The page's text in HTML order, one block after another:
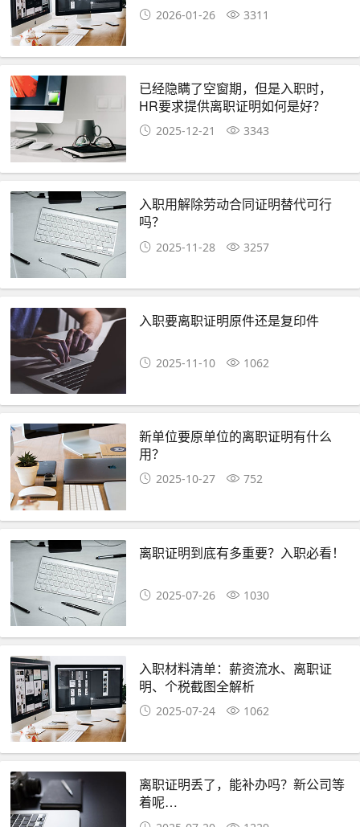
2026-01-26 3311
已经隐瞒了空窗期，但是入职时，
HR要求提供离职证明如何是好？
2025-12-21 3343
入职用解除劳动合同证明替代可行
吗？
2025-11-28 3257
入职要离职证明原件还是复印件
2025-11-10 1062
新单位要原单位的离职证明有什么
用？
2025-10-27 752
离职证明到底有多重要？入职必看！
2025-07-26 1030
入职材料清单：薪资流水、离职证
明、个税截图全解析
2025-07-24 1062
离职证明丢了，能补办吗？新公司等
着呢…